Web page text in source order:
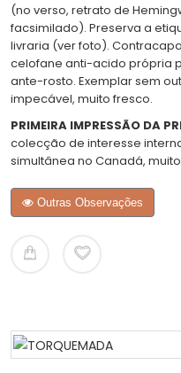
(no verso, retrato de
facsimilado). Preserva a
livraria (ver foto).
celofane anti-acido própria
ante-rosto. Exemplar sem
impecável, muito fresco.
PRIMEIRA IMPRESSÃO DA
colecção de interesse
simultânea no Canadá,
Outras Observações